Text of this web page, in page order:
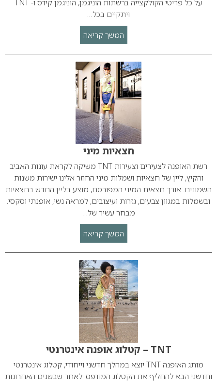
על כל פריטי הקולקצייה ברשתות הוניגמן, הוניגמן קידס ו- TNT
ויתקיים בכל…
המשך קריאה
חצאיות מיני
רשת האופנה לצעירים וצעירות TNT משיקה לקראת עונות האביב
והקיץ, ליין של חצאיות ושמלות מיני החוזר אלינו ישירות משנות
השמונים. אורך חצאית המיני המפורסם, מוצע בליין החדש בחצאיות
ובשמלות במגוון צבעים, גזרות ועיצובים, למראה נשי, אופנתי וסקסי.
מבחר עשיר של…
המשך קריאה
TNT – קטלוג אופנה אינטרנטי
מותג האופנה TNT יוצא במהלך חדשני וייחודי, קטלוג אינטרנטי
וחדשני הבא להחליף את הקטלוג המודפס. לאחר שבשנים האחרונות